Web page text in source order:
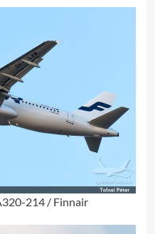
214 / Finnair